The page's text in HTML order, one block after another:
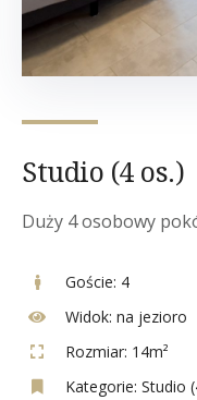
Studio (4 os.)
Duży 4 osobowy
Goście: 4
Widok: na jezioro
Rozmiar: 14m²
Kategorie: Studio